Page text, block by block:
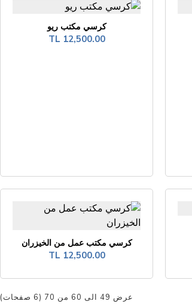
كرسي مكتب ريو
12,500.00 TL
كرسي مكتب عمل من الخيزران
12,500.00 TL
عرض 49 الى 60 من 70 (6 صفحات)